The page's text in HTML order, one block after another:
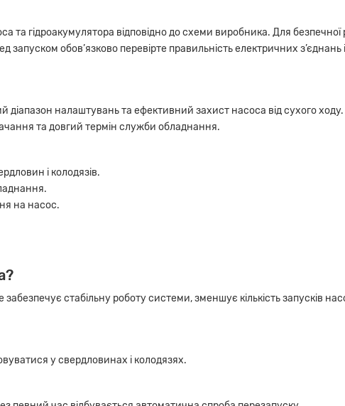
та гідроакумулятора відповідно до схеми виробника. Для безпечної
обов’язково перевірте правильність електричних з’єднань
налаштувань та ефективний захист насоса від сухого
та довгий термін служби обладнання.
і колодязів.
на насос.
стабільну роботу системи, зменшує кількість запусків
у свердловинах і колодязях.